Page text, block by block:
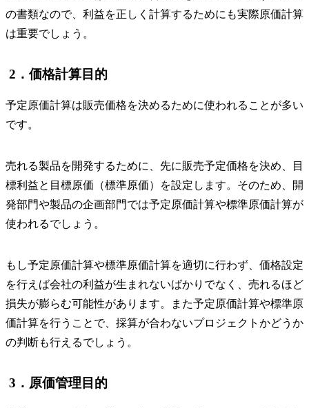
の書類なので、利益を正しく計算するためにも実際原価計算
は重要でしょう。
2．価格計算目的
予定原価計算は販売価格を決めるために使われることが多い
です。
売れる製品を開発するために、先に販売予定価格を決め、目
標利益と目標原価（標準原価）を設定します。そのため、開
発部門や製品の企画部門では予定原価計算や標準原価計算が
使われるでしょう。
もし予定原価計算や標準原価計算を適切に行わず、価格設定
を行えば会社の利益が生まれないばかりでなく、売れるほど
損失が膨らむ可能性があります。また予定原価計算や標準原
価計算を行うことで、採算が合わないプロジェクトかどうか
の判断も行えるでしょう。
3．原価管理目的